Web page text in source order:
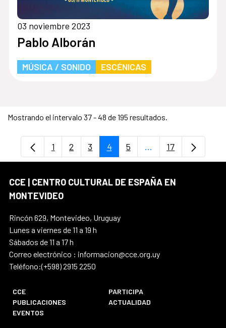
03 noviembre 2023
Pablo Alborán
MÚSICA / SONIDO ESCÉNICAS
Mostrando el intervalo 37 - 48 de 195 resultados.
Página
1 Página
2 Página
3 Página
4 Página
5 ...PáginasPágina
17
CCE | CENTRO CULTURAL DE ESPAÑA EN
MONTEVIDEO
Rincón 629, Montevideo, Uruguay
Lunes a viernes de 11 a 19 h
Sábados de 11 a 17 h
Correo electrónico : informacion@cce.org.uy
Teléfono:(+598) 2915 2250
CCE
PARTICIPA
PUBLICACIONES
ACTUALIDAD
EVENTOS